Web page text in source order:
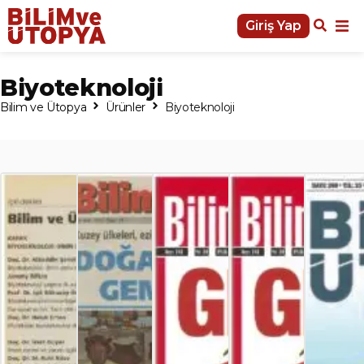
Giriş Yap
Biyoteknoloji
Bilim ve Ütopya Ürünler Biyoteknoloji